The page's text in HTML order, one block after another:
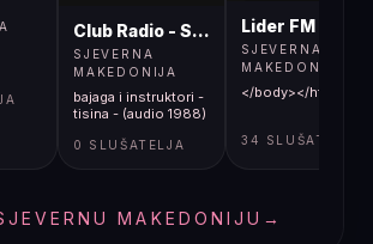
Club Radio - Skopje, Mcedonia
SJEVERNA
MAKEDONIJA
bajaga i instruktori -
tisina - (audio 1988)
0 SLUŠATELJA
Lider FM 107,4
SJEVERNA
MAKEDONIJA
</body></html>
34 SLUŠATELJA
MAKEDONIJU →